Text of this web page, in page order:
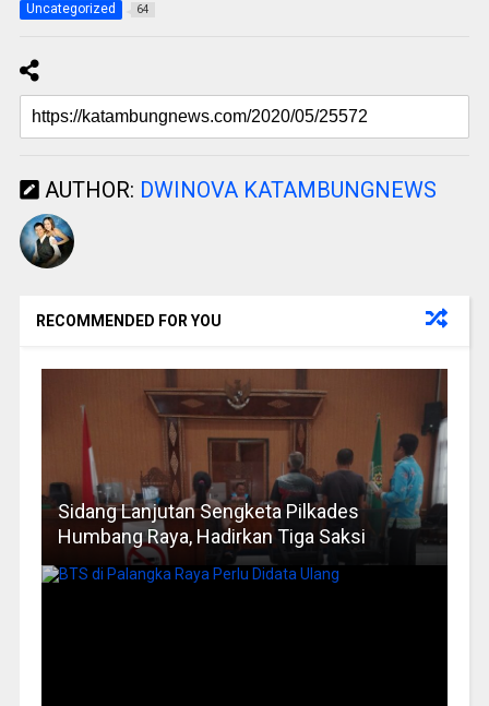
Uncategorized 64
AUTHOR: DWINOVA KATAMBUNGNEWS
RECOMMENDED FOR YOU
Sidang Lanjutan Sengketa Pilkades
Humbang Raya, Hadirkan Tiga Saksi